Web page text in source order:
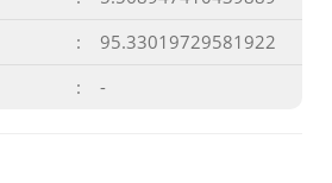
:
95.33019729581922
: -